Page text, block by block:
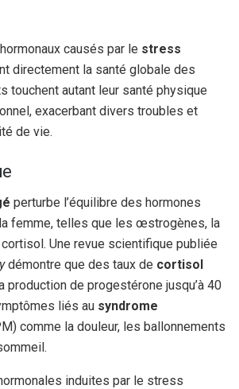
causés par le stress
directement la santé globale des
touchent autant leur santé physique
exacerbant divers troubles et
de vie.
perturbe l’équilibre des hormones
femme, telles que les œstrogènes, la
Une revue scientifique publiée
démontre que des taux de cortisol
production de progestérone jusqu’à 40
liés au syndrome
comme la douleur, les ballonnements
induites par le stress